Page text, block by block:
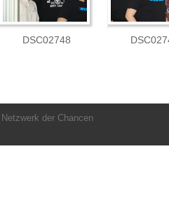
DSC02748
der Chancen